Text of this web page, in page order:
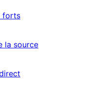
forts
la source